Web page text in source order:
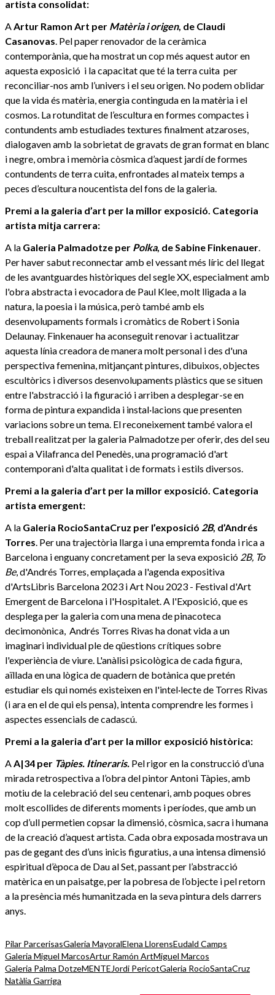
artista consolidat:
AArtur Ramon Art per Matèria i origen, de Claudi
Casanovas. Pel paper renovador de la ceràmica
contemporània, que ha mostrat un cop més aquest autor en
aquesta exposició i la capacitat que té la terra cuita per
reconciliar-nos amb l’univers i el seu origen. No podem oblidar
que la vida és matèria, energia continguda en la matèria i el
cosmos. La rotunditat de l’escultura en formes compactes i
contundents amb estudiades textures finalment atzaroses,
dialogaven amb la sobrietat de gravats de gran format en blanc
i negre, ombra i memòria còsmica d’aquest jardí de formes
contundents de terra cuita, enfrontades al mateix temps a
peces d’escultura noucentista del fons de la galeria.
Premi a la galeria d’art per la millor exposició. Categoria
artista mitja carrera:
A la Galeria Palmadotze per Polka, de Sabine Finkenauer.
Per haver sabut reconnectar amb el vessant més líric del llegat
de les avantguardes històriques del segle XX, especialment amb
l'obra abstracta i evocadora de Paul Klee, molt lligada a la
natura, la poesia i la música, però també amb els
desenvolupaments formals i cromàtics de Robert i Sonia
Delaunay. Finkenauer ha aconseguit renovar i actualitzar
aquesta línia creadora de manera molt personal i des d'una
perspectiva femenina, mitjançant pintures, dibuixos, objectes
escultòrics i diversos desenvolupaments plàstics que se situen
entre l'abstracció i la figuració i arriben a desplegar-se en
forma de pintura expandida i instal·lacions que presenten
variacions sobre un tema. El reconeixement també valora el
treball realitzat per la galeria Palmadotze per oferir, des del seu
espai a Vilafranca del Penedès, una programació d'art
contemporani d'alta qualitat i de formats i estils diversos.
Premi a la galeria d’art per la millor exposició. Categoria
artista emergent:
A la Galeria RocioSantaCruz per l’exposició 2B, d’Andrés
Torres. Per una trajectòria llarga i una empremta fonda i rica a
Barcelona i enguany concretament per la seva exposició 2B, To
Be, d'Andrés Torres, emplaçada a l'agenda expositiva
d'ArtsLibris Barcelona 2023 i Art Nou 2023 - Festival d'Art
Emergent de Barcelona i l'Hospitalet. A l'Exposició, que es
desplega per la galeria com una mena de pinacoteca
decimonònica, Andrés Torres Rivas ha donat vida a un
imaginari individual ple de qüestions crítiques sobre
l'experiència de viure. L'anàlisi psicològica de cada figura,
aïllada en una lògica de quadern de botànica que pretén
estudiar els qui només existeixen en l'intel·lecte de Torres Rivas
(i ara en el de qui els pensa), intenta comprendre les formes i
aspectes essencials de cadascú.
Premi a la galeria d’art per la millor exposició històrica:
AA|34 per Tàpies. Itineraris. Pel rigor en la construcció d’una
mirada retrospectiva a l’obra del pintor Antoni Tàpies, amb
motiu de la celebració del seu centenari, amb poques obres
molt escollides de diferents moments i períodes, que amb un
cop d’ull permetien copsar la dimensió, còsmica, sacra i humana
de la creació d’aquest artista. Cada obra exposada mostrava un
pas de gegant des d’uns inicis figuratius, a una intensa dimensió
espiritual d’època de Dau al Set, passant per l’abstracció
matèrica en un paisatge, per la pobresa de l’objecte i pel retorn
a la presència més humanitzada en la seva pintura dels darrers
anys.
Pilar ParcerisasGaleria MayoralElena LlorensEudald Camps
Galeria Miguel MarcosArtur Ramón ArtMiguel Marcos
Galeria Palma DotzeMENTEJordi PericotGaleria RocioSantaCruz
Natàlia Garriga